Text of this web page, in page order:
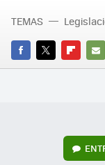
FACEBOOK
TWITTER
E-
TEMAS